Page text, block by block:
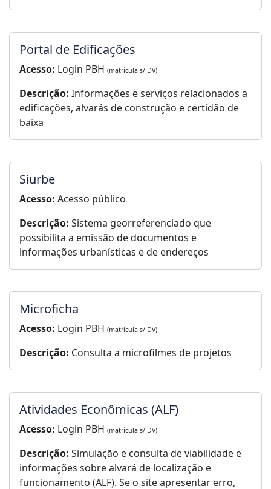
Portal de Edificações
Acesso: Login PBH (matrícula s/ DV)
Descrição: Informações e serviços relacionados a
edificações, alvarás de construção e certidão de
baixa
Siurbe
Acesso: Acesso público
Descrição: Sistema georreferenciado que
possibilita a emissão de documentos e
informações urbanísticas e de endereços
Microficha
Acesso: Login PBH (matrícula s/ DV)
Descrição: Consulta a microfilmes de projetos
Atividades Econômicas (ALF)
Acesso: Login PBH (matrícula s/ DV)
Descrição: Simulação e consulta de viabilidade e
informações sobre alvará de localização e
funcionamento (ALF). Se o site apresentar erro,